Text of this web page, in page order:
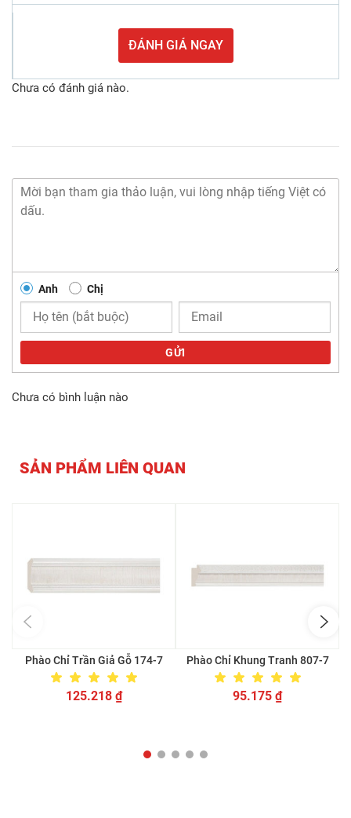
ĐÁNH GIÁ NGAY
Chưa có đánh giá nào.
Anh Chị
GỬI
Chưa có bình luận nào
SẢN PHẨM LIÊN QUAN
Phào Chỉ Trần Giả Gỗ 174-7
125.218 ₫
Phào Chỉ Khung Tranh 807-7
95.175 ₫